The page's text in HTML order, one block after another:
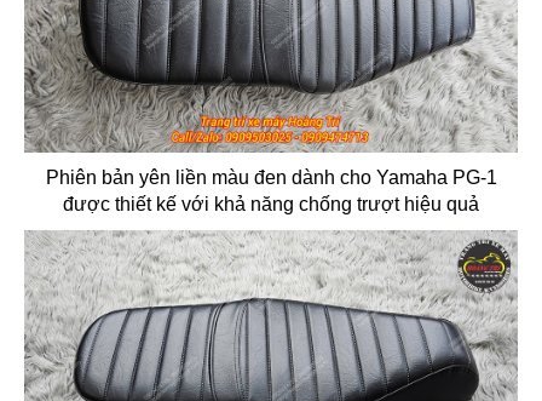
Phiên bản yên liền màu đen dành cho Yamaha PG-1
được thiết kế với khả năng chống trượt hiệu quả